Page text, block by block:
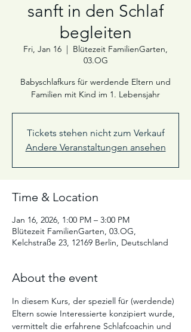
sanft in den Schlaf
begleiten
Fri, Jan 16
  |
Blütezeit FamilienGarten,
03.OG
Babyschlafkurs für werdende Eltern und
Familien mit Kind im 1. Lebensjahr
Tickets stehen nicht zum Verkauf
Andere Veranstaltungen ansehen
Time & Location
Jan 16, 2026, 1:00 PM – 3:00 PM
Blütezeit FamilienGarten, 03.OG,
Kelchstraße 23, 12169 Berlin, Deutschland
About the event
In diesem Kurs, der speziell für (werdende)
Eltern sowie Interessierte konzipiert wurde,
vermittelt die erfahrene Schlafcoachin und